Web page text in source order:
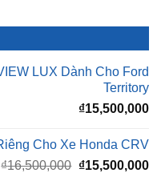
LUX Dành Cho Ford
Territory
₫15,500,000
Cho Xe Honda CRV
₫16,500,000 Giá
₫15,500,000